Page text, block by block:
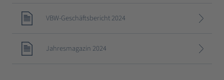
VBW-Geschäftsbericht 2024
Jahresmagazin 2024